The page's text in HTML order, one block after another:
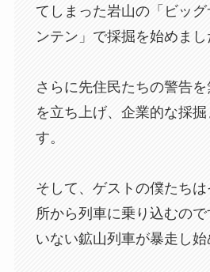
てしまった岩山の「ビッ
ンテン」で採掘を始めまし
さらに先住民たちの警告
を立ち上げ、企業的な採
す。
そして、ゲストの僕たち
所から列車に乗り込むの
いない鉱山列車が暴走し